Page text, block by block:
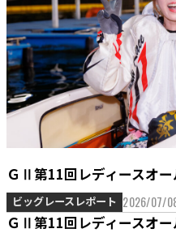
ＧⅡ第11回レディースオ
ビッグレースレポート 2026/07/
ＧⅡ第11回レディースオ